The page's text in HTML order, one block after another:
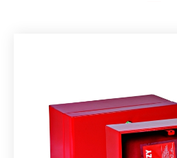
Klapy dymowe
Certyfikaty